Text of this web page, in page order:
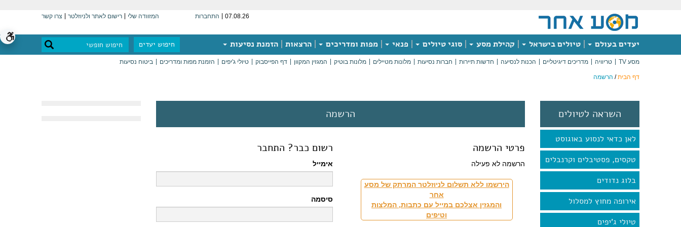
07.08.26 התחברות המזוודה שלי רישום לאתר ולניוזלטר צרו קשר
יעדים בעולם טיולים בישראל קהילת מסע סוגי טיולים פנאי מפות ומדריכים הרצאות הזמנת נסיעות חיפוש יעדים
מסע TV טריוויה מדריכים דיגיטליים הכנות לנסיעה חדשות תיירות חברות נסיעות מלונות מטיילים מלונות בוטיק המגזין המקוון דף הפייסבוק טיולי ג'יפים הזמנת מפות ומדריכים ביטוח נסיעות
דף הבית/ הרשמה
השראה לטיולים
לאן כדאי לנסוע באוגוסט
טקסים, פסטיבלים וקרנבלים
בלוג נדודים
אירופה מחוץ למסלול
טיולי ג'יפים
הרשמה
פרטי הרשמה
הרשמה לא פעילה
הירשמו ללא תשלום לניוזלטר המרתק של מסע
אחר
והמגזין אצלכם במייל עם כתבות, המלצות
וטיפים
רשום כבר? התחבר
אימייל
סיסמה